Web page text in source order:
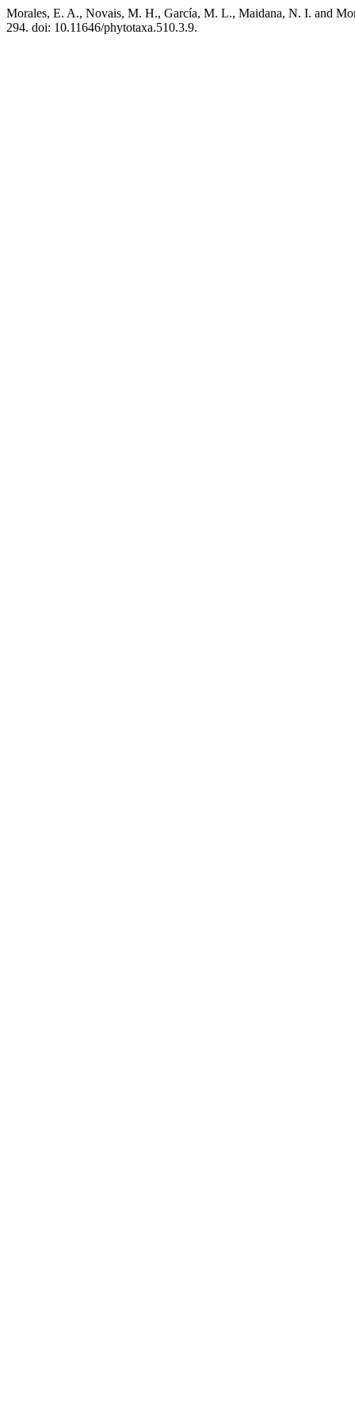
Morales, E. A., Novais, M. H., García, M. L., Maidana, N. I. and
294. doi: 10.11646/phytotaxa.510.3.9.